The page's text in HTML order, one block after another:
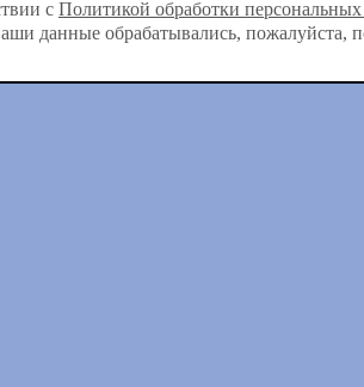
с Политикой обработки
данные обрабатывались, пожалуйста,